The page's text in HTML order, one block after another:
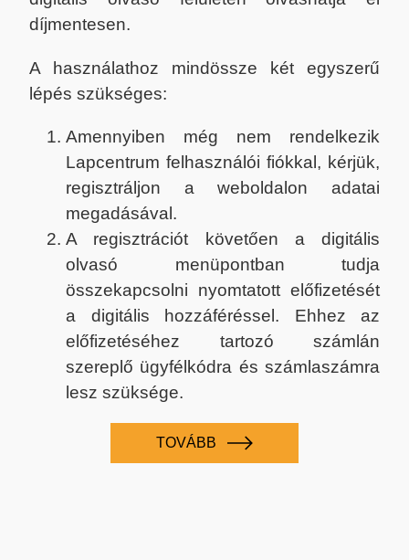
díjmentesen.
A használathoz mindössze két egyszerű
lépés szükséges:
Amennyiben még nem rendelkezik
Lapcentrum felhasználói fiókkal, kérjük,
regisztráljon a weboldalon adatai
megadásával.
A regisztrációt követően a digitális
olvasó menüpontban tudja
összekapcsolni nyomtatott előfizetését
a digitális hozzáféréssel. Ehhez az
előfizetéséhez tartozó számlán
szereplő ügyfélkódra és számlaszámra
lesz szüksége.
TOVÁBB